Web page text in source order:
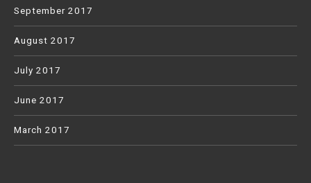
September 2017
August 2017
July 2017
June 2017
March 2017